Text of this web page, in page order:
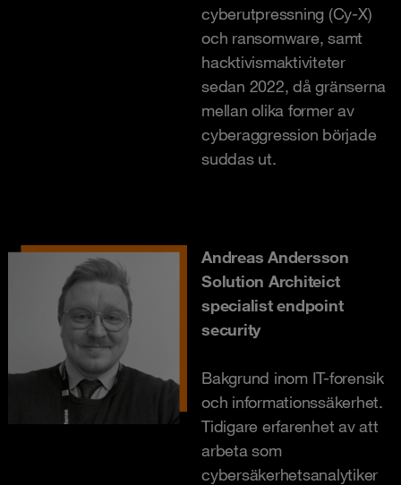
cyberutpressning (Cy-X)
och ransomware, samt
hacktivismaktiviteter
sedan 2022, då gränserna
mellan olika former av
cyberaggression började
suddas ut.
Andreas Andersson
Solution Architeict
specialist endpoint
security
Bakgrund inom IT-forensik
och informationssäkerhet.
Tidigare erfarenhet av att
arbeta som
cybersäkerhetsanalytiker